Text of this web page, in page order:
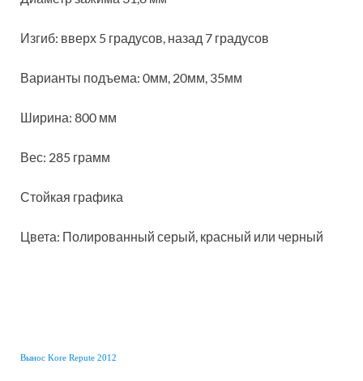
Изгиб: вверх 5 градусов, назад 7 градусов
Варианты подъема: 0мм, 20мм, 35мм
Ширина: 800 мм
Вес: 285 грамм
Стойкая графика
Цвета: Полированный серый, красный или черный
Вынос Kore Repute 2012